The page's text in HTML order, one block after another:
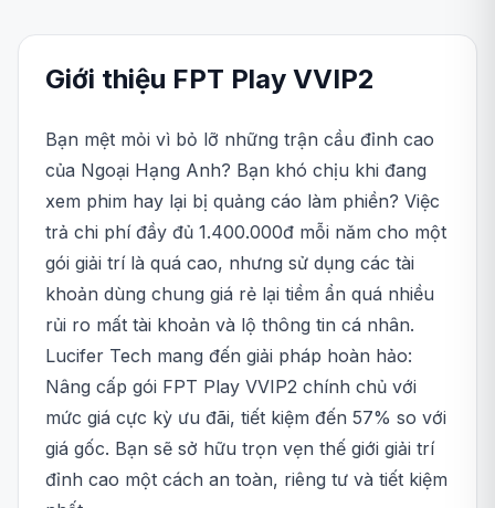
Giới thiệu FPT Play VVIP2
Bạn mệt mỏi vì bỏ lỡ những trận cầu đỉnh cao
của Ngoại Hạng Anh? Bạn khó chịu khi đang
xem phim hay lại bị quảng cáo làm phiền? Việc
trả chi phí đầy đủ 1.400.000đ mỗi năm cho một
gói giải trí là quá cao, nhưng sử dụng các tài
khoản dùng chung giá rẻ lại tiềm ẩn quá nhiều
rủi ro mất tài khoản và lộ thông tin cá nhân.
Lucifer Tech mang đến giải pháp hoàn hảo:
Nâng cấp gói FPT Play VVIP2 chính chủ với
mức giá cực kỳ ưu đãi, tiết kiệm đến 57% so với
giá gốc. Bạn sẽ sở hữu trọn vẹn thế giới giải trí
đỉnh cao một cách an toàn, riêng tư và tiết kiệm